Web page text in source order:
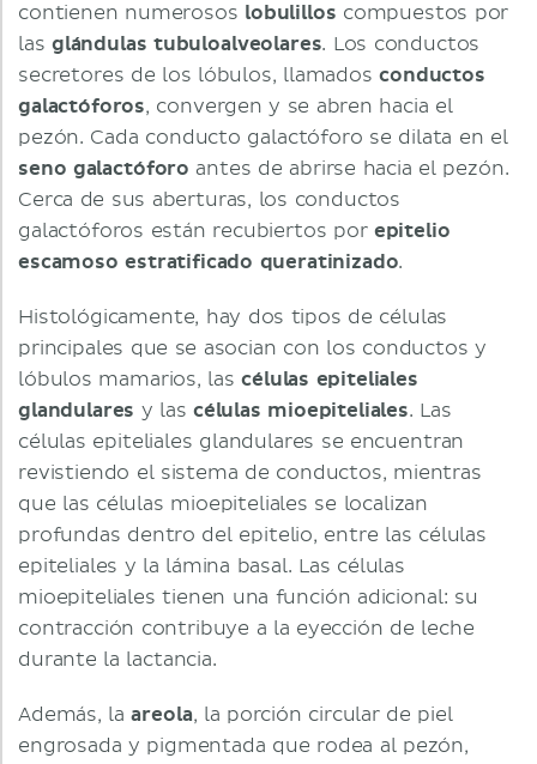
contienen numerosos lobulillos compuestos por
las glándulas tubuloalveolares. Los conductos
secretores de los lóbulos, llamadosconductos
galactóforos, convergen y se abren hacia el
pezón. Cada conducto galactóforo se dilata en el
seno galactóforo antes de abrirse hacia el pezón.
Cerca de sus aberturas, los conductos
galactóforos están recubiertos por epitelio
escamoso estratificado queratinizado.
Histológicamente, hay dos tipos de células
principales que se asocian con los conductos y
lóbulos mamarios, lascélulas epiteliales
glandulares y las células mioepiteliales. Las
células epiteliales glandulares se encuentran
revistiendo el sistema de conductos, mientras
que las células mioepiteliales se localizan
profundas dentro del epitelio, entre las células
epiteliales y la lámina basal. Las células
mioepiteliales tienen una función adicional: su
contracción contribuye a la eyección de leche
durante la lactancia.
Además, laareola, la porción circular de piel
engrosada y pigmentada que rodea al pezón,